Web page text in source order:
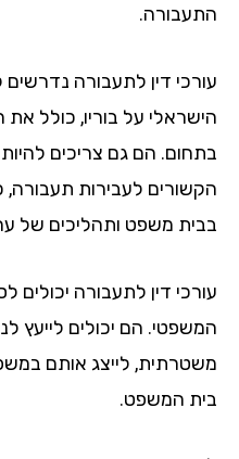
דין לתעבורה נדרשים
על בוריו, כולל את
הם גם צריכים להיות
לעבירות תעבורה, כגון
משפט ותהליכים של ערעור.
דין לתעבורה יכולים
הם יכולים לייעץ
לייצג אותם במשפט
המשפט.